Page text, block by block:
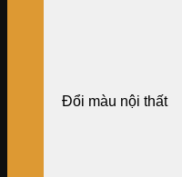
Đổi màu nội thất